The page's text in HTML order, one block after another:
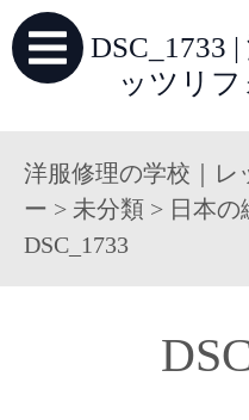
DSC_1733
ッツリ
洋服修理の学校｜レ
ー > 未分類 > 日本
DSC_1733